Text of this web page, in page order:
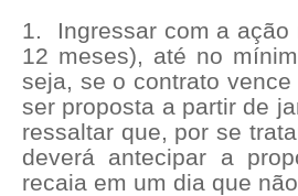
1.
Ingressar com a
12 meses), até no
seja, se o contrato
ser proposta a partir de
ressaltar que, por se
deverá antecipar a
recaia em um dia que